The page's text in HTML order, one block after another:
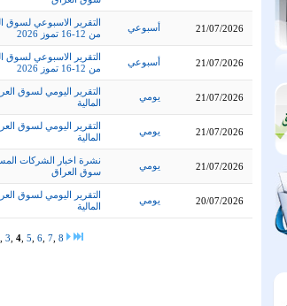
التقرير الاسبوعي لسوق
من 12-16 تموز 2026
أسبوعي 21/07/2026
التقرير الاسبوعي لسوق
من 12-16 تموز 2026
أسبوعي 21/07/2026
التقرير اليومي لسوق
المالية
يومي 21/07/2026
التقرير اليومي لسوق
المالية
يومي 21/07/2026
نشرة اخبار الشركات
سوق العراق
يومي 21/07/2026
التقرير اليومي لسوق
المالية
يومي 20/07/2026
3 4 5 6 7 8